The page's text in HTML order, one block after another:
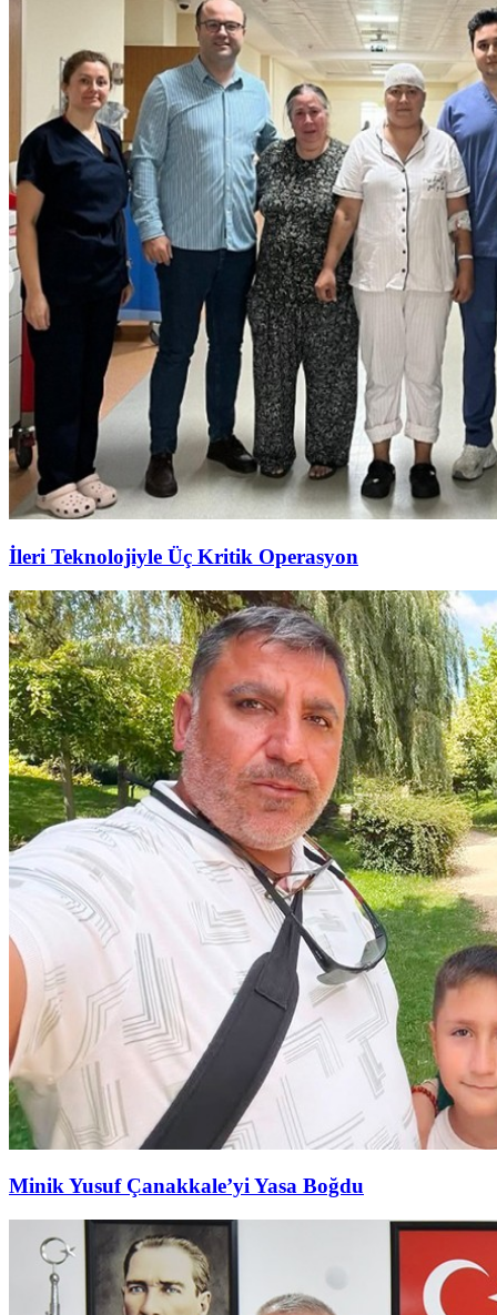
İleri Teknolojiyle Üç Kritik Operasyon
Minik Yusuf Çanakkale’yi Yasa Boğdu